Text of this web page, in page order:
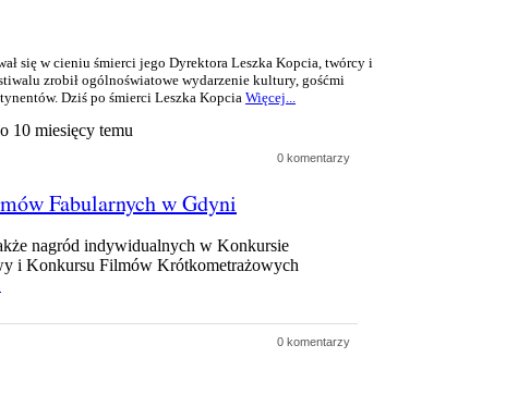
się w cieniu śmierci jego Dyrektora Leszka Kopcia, twórcy i
zrobił ogólnoświatowe wydarzenie kultury, gośćmi
Dziś po śmierci Leszka Kopcia Więcej...
10 miesięcy temu
0 komentarzy
Fabularnych w Gdyni
nagród indywidualnych w Konkursie
i Konkursu Filmów Krótkometrażowych
0 komentarzy